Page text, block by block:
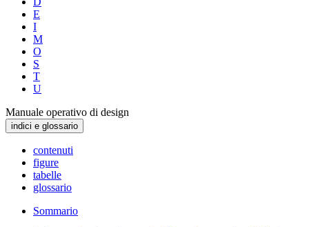
E
I
M
O
S
T
U
Manuale operativo di design
indici e glossario
contenuti
figure
tabelle
glossario
Sommario